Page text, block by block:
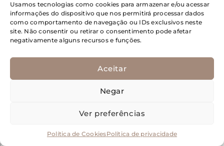
Usamos tecnologias como cookies para armazenar e/ou acessar
informações do dispositivo que nos permitirá processar dados
como comportamento de navegação ou IDs exclusivos neste
site. Não consentir ou retirar o consentimento pode afetar
negativamente alguns recursos e funções.
Aceitar
Negar
Ver preferências
Política de CookiesPolítica de privacidade
prestação
continuada
admin_ea
O podcast Conversas sobre a controvérsia está com um novo episódio
de Uniformização dos Juizados Especiais Federais (TNU) em 24 de
junho de 2026. Na ocasião, foi fixada a seguinte tese: